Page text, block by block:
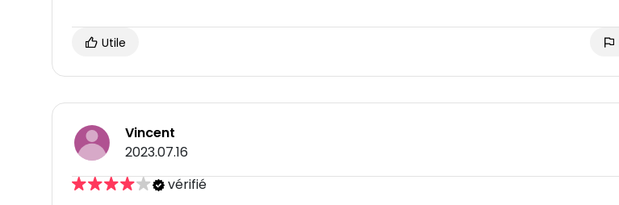
Utile
Vincent
2023.07.16
vérifié